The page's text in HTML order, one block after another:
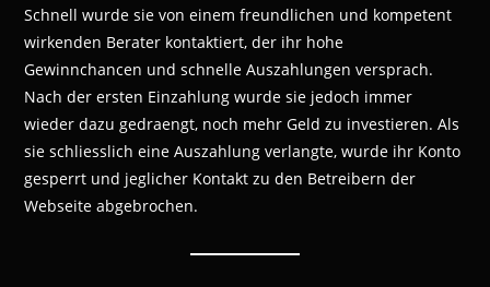
Schnell wurde sie von einem freundlichen und kompetent
wirkenden Berater kontaktiert, der ihr hohe
Gewinnchancen und schnelle Auszahlungen versprach.
Nach der ersten Einzahlung wurde sie jedoch immer
wieder dazu gedraengt, noch mehr Geld zu investieren. Als
sie schliesslich eine Auszahlung verlangte, wurde ihr Konto
gesperrt und jeglicher Kontakt zu den Betreibern der
Webseite abgebrochen.